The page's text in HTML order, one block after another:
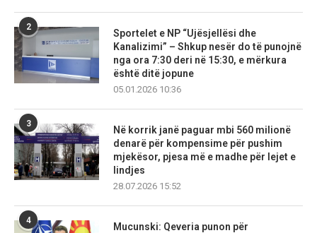
2
Sportelet e NP “Ujësjellësi dhe
Kanalizimi” – Shkup nesër do të punojnë
nga ora 7:30 deri në 15:30, e mërkura
është ditë jopune
05.01.2026 10:36
3
Në korrik janë paguar mbi 560 milionë
denarë për kompensime për pushim
mjekësor, pjesa më e madhe për lejet e
lindjes
28.07.2026 15:52
4
Mucunski: Qeveria punon për